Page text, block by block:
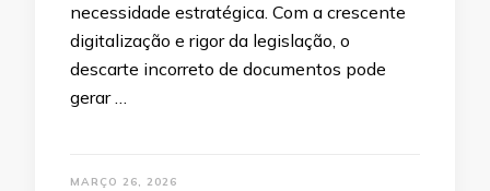
necessidade estratégica. Com a crescente
digitalização e rigor da legislação, o
descarte incorreto de documentos pode
gerar …
MARÇO 26, 2026